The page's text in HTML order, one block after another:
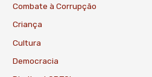
Combate à Corrupção
Criança
Cultura
Democracia